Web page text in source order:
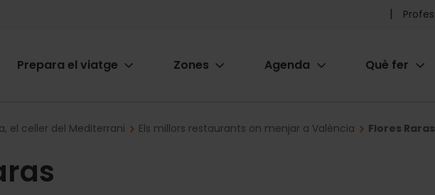
Pre
Main
Prepara el viatge Zones Agenda Què fer
el celler del Mediterrani Els millors restaurants on menjar a València Flores Raras